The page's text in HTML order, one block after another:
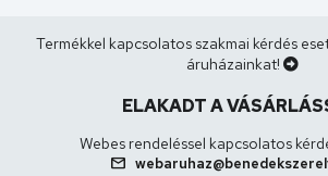
Termékkel kapcsolatos szakmai kérdés
áruházainkat!
ELAKADT A
Webes rendeléssel kapcsolatos
mail